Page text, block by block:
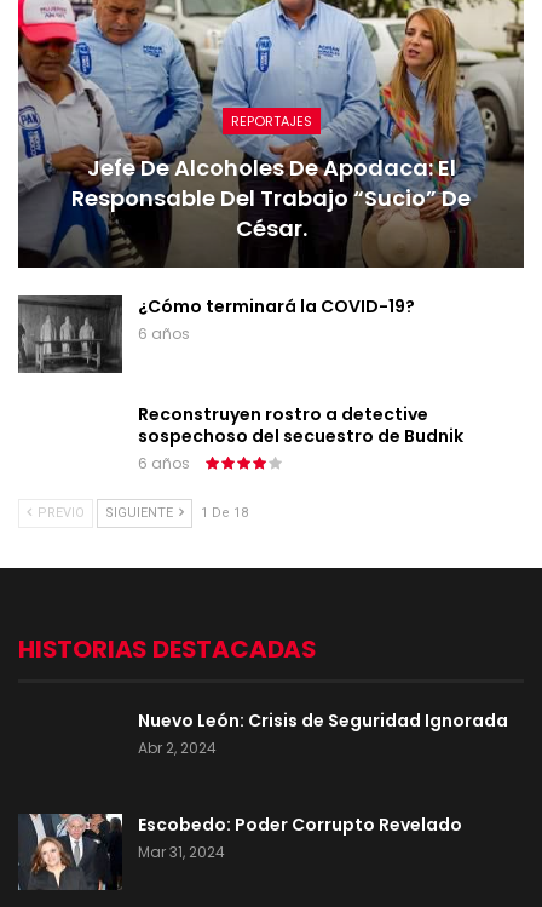
REPORTAJES
Jefe De Alcoholes De Apodaca: El
Responsable Del Trabajo “sucio” De
César.
¿Cómo terminará la COVID-19?
6 años
Reconstruyen rostro a detective
sospechoso del secuestro de Budnik
6 años
PREVIO SIGUIENTE 1 De 18
HISTORIAS DESTACADAS
Nuevo León: Crisis de Seguridad Ignorada
Abr 2, 2024
Escobedo: Poder Corrupto Revelado
Mar 31, 2024